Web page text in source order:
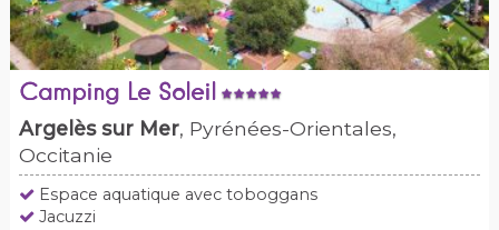
Camping Le Soleil
Argelès sur Mer, Pyrénées-Orientales,
Occitanie
Espace aquatique avec toboggans
Jacuzzi